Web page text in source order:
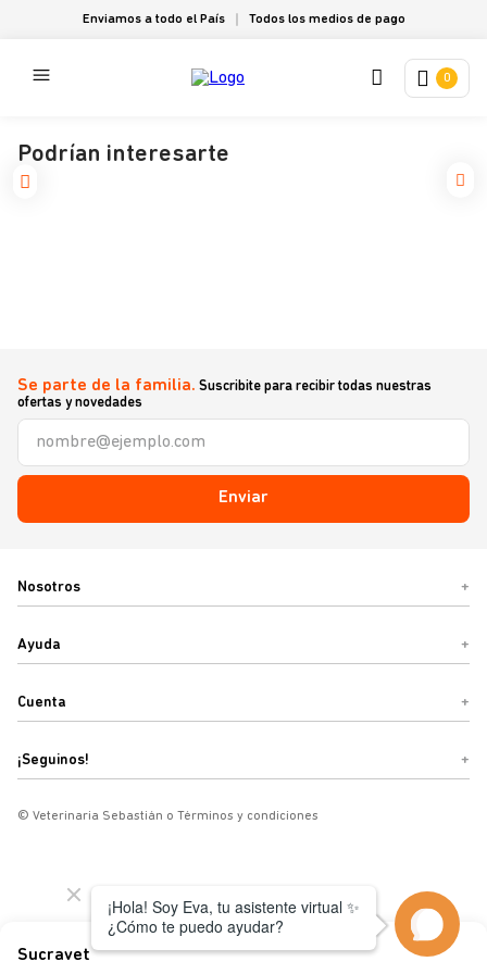
Enviamos a todo el País Todos los medios de pago
0
Sucravet
Podrían interesarte
Se parte de la familia. Suscribite para recibir todas nuestras
ofertas y novedades
Enviar
Nosotros +
Ayuda +
Cuenta +
¡Seguinos! +
© Veterinaria Sebastián o Términos y condiciones